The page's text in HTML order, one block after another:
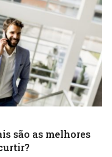
são as melhores